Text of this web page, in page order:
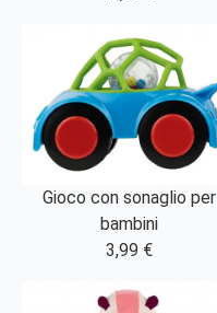
Gioco con sonaglio per
bambini
3,99 €